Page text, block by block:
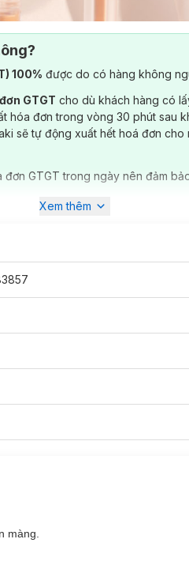
100% được do có hàng không
GTGT cho dù khách hàng có
hóa đơn trong vòng 30 phút sau
sẽ tự động xuất hết hoá đơn
GTGT trong ngày nên đảm
Xem thêm
màng.